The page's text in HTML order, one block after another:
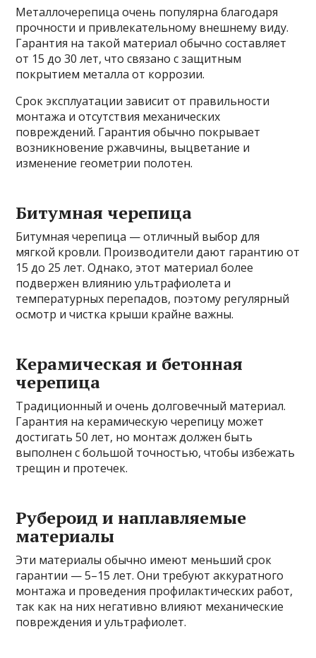
Металлочерепица очень популярна благодаря
прочности и привлекательному внешнему виду.
Гарантия на такой материал обычно составляет
от 15 до 30 лет, что связано с защитным
покрытием металла от коррозии.
Срок эксплуатации зависит от правильности
монтажа и отсутствия механических
повреждений. Гарантия обычно покрывает
возникновение ржавчины, выцветание и
изменение геометрии полотен.
Битумная черепица
Битумная черепица — отличный выбор для
мягкой кровли. Производители дают гарантию от
15 до 25 лет. Однако, этот материал более
подвержен влиянию ультрафиолета и
температурных перепадов, поэтому регулярный
осмотр и чистка крыши крайне важны.
Керамическая и бетонная
черепица
Традиционный и очень долговечный материал.
Гарантия на керамическую черепицу может
достигать 50 лет, но монтаж должен быть
выполнен с большой точностью, чтобы избежать
трещин и протечек.
Рубероид и наплавляемые
материалы
Эти материалы обычно имеют меньший срок
гарантии — 5–15 лет. Они требуют аккуратного
монтажа и проведения профилактических работ,
так как на них негативно влияют механические
повреждения и ультрафиолет.